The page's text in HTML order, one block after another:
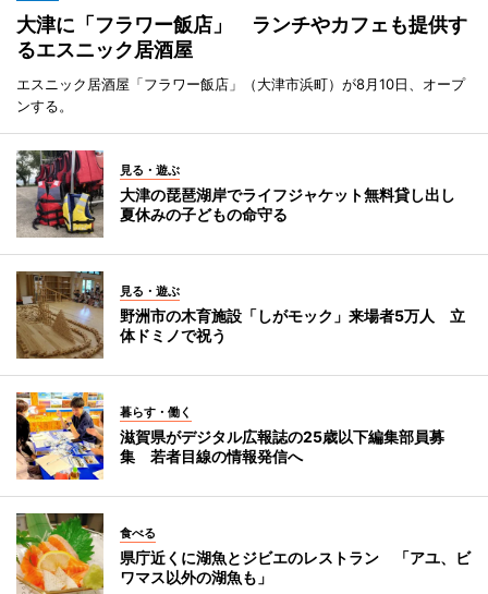
大津に「フラワー飯店」 ランチやカフェも提供す
るエスニック居酒屋
エスニック居酒屋「フラワー飯店」（大津市浜町）が8月10日、オープ
ンする。
見る・遊ぶ
大津の琵琶湖岸でライフジャケット無料貸し出し
夏休みの子どもの命守る
見る・遊ぶ
野洲市の木育施設「しがモック」来場者5万人 立
体ドミノで祝う
暮らす・働く
滋賀県がデジタル広報誌の25歳以下編集部員募
集 若者目線の情報発信へ
食べる
県庁近くに湖魚とジビエのレストラン 「アユ、ビ
ワマス以外の湖魚も」